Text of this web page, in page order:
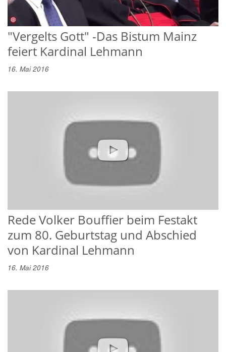
"Vergelts Gott" -Das Bistum Mainz
feiert Kardinal Lehmann
16. Mai 2016
Rede Volker Bouffier beim Festakt
zum 80. Geburtstag und Abschied
von Kardinal Lehmann
16. Mai 2016